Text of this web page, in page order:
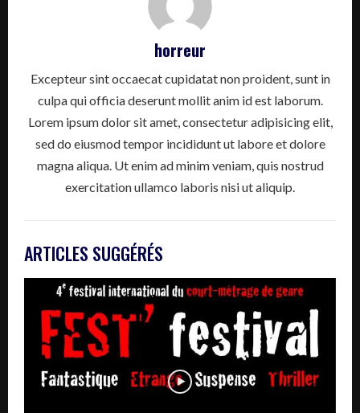
horreur
Excepteur sint occaecat cupidatat non proident, sunt in
culpa qui officia deserunt mollit anim id est laborum.
Lorem ipsum dolor sit amet, consectetur adipisicing elit,
sed do eiusmod tempor incididunt ut labore et dolore
magna aliqua. Ut enim ad minim veniam, quis nostrud
exercitation ullamco laboris nisi ut aliquip.
ARTICLES SUGGÉRÉS